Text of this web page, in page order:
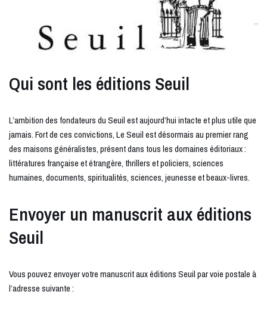
Qui sont les éditions Seuil
L’ambition des fondateurs du Seuil est aujourd’hui intacte et plus utile que
jamais. Fort de ces convictions, Le Seuil est désormais au premier rang
des maisons généralistes, présent dans tous les domaines éditoriaux :
littératures française et étrangère, thrillers et policiers, sciences
humaines, documents, spiritualités, sciences, jeunesse et beaux-livres.
Envoyer un manuscrit aux éditions
Seuil
Vous pouvez envoyer votre manuscrit aux éditions Seuil par voie postale à
l’adresse suivante :